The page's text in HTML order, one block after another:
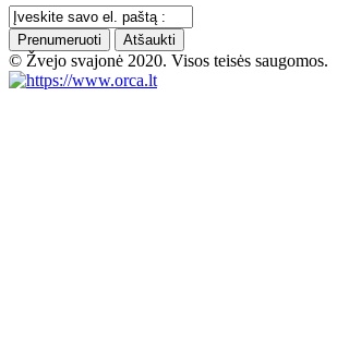
Prenumeruoti Atšaukti
© Žvejo svajonė 2020. Visos teisės saugomos.